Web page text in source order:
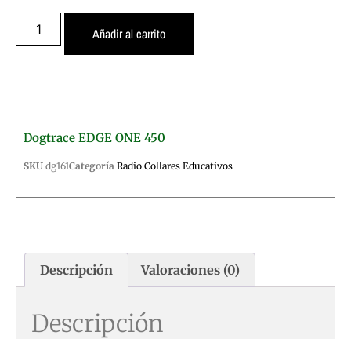
Añadir al carrito
Dogtrace EDGE ONE 450
SKU dg161Categoría Radio Collares Educativos
Descripción Valoraciones (0)
Descripción